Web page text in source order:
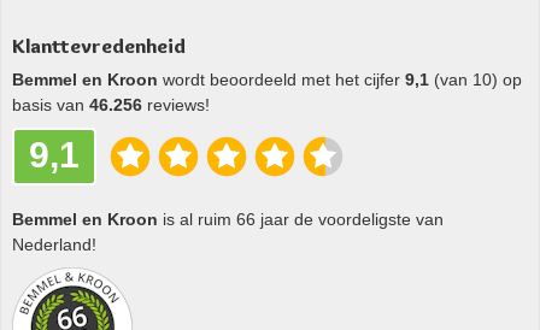
Klanttevredenheid
Bemmel en Kroon wordt beoordeeld met het cijfer 9,1 (van 10) op
basis van 46.256 reviews!
9,1
Bemmel en Kroon is al ruim 66 jaar de voordeligste van
Nederland!